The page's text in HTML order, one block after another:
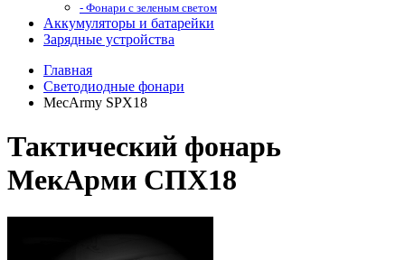
- Фонари с зеленым светом
Аккумуляторы и батарейки
Зарядные устройства
Главная
Светодиодные фонари
MecArmy SPX18
Тактический фонарь
МекАрми СПХ18